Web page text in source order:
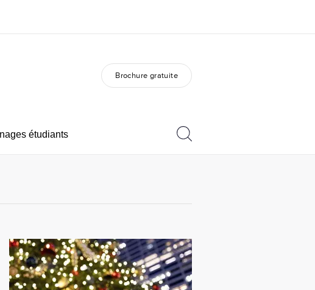
EF recrute
Brochure gratuite
étudiants